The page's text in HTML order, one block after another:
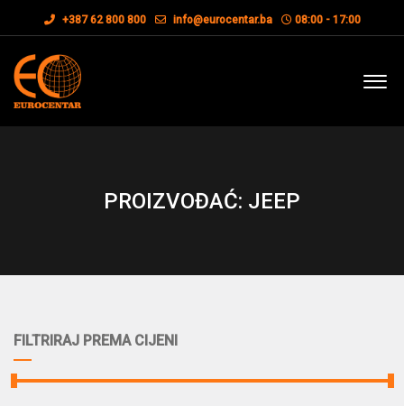
+387 62 800 800 info@eurocentar.ba 08:00 - 17:00
PROIZVOĐAĆ: JEEP
FILTRIRAJ PREMA CIJENI